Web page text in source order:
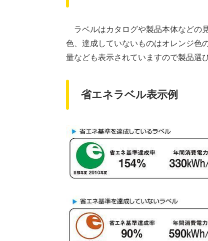
ラベルはカタログや製品本体などの
色、達成していないものはオレンジ色
量なども表示されていますので製品選
省エネラベル表示例